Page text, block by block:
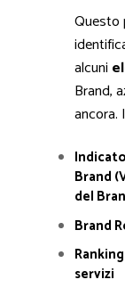
Questo
alcuni
Brand,
ancora.
Brand
del
Brand
servizi